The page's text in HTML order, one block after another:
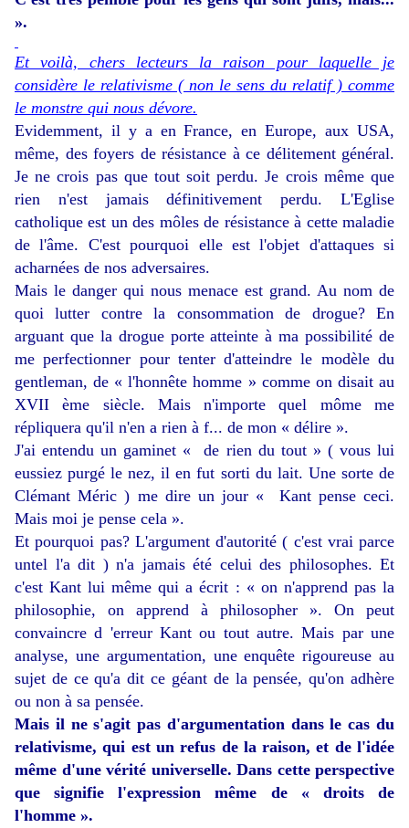
».
Et voilà, chers lecteurs la raison pour laquelle je
considère le relativisme ( non le sens du relatif ) comme
le monstre qui nous dévore.
Evidemment, il y a en France, en Europe, aux USA,
même, des foyers de résistance à ce délitement général.
Je ne crois pas que tout soit perdu. Je crois même que
rien n'est jamais définitivement perdu. L'Eglise
catholique est un des môles de résistance à cette maladie
de l'âme. C'est pourquoi elle est l'objet d'attaques si
acharnées de nos adversaires.
Mais le danger qui nous menace est grand. Au nom de
quoi lutter contre la consommation de drogue? En
arguant que la drogue porte atteinte à ma possibilité de
me perfectionner pour tenter d'atteindre le modèle du
gentleman, de « l'honnête homme » comme on disait au
XVII ème siècle. Mais n'importe quel môme me
répliquera qu'il n'en a rien à f... de mon « délire ».
J'ai entendu un gaminet « de rien du tout » ( vous lui
eussiez purgé le nez, il en fut sorti du lait. Une sorte de
Clémant Méric ) me dire un jour « Kant pense ceci.
Mais moi je pense cela ».
Et pourquoi pas? L'argument d'autorité ( c'est vrai parce
untel l'a dit ) n'a jamais été celui des philosophes. Et
c'est Kant lui même qui a écrit : « on n'apprend pas la
philosophie, on apprend à philosopher ». On peut
convaincre d 'erreur Kant ou tout autre. Mais par une
analyse, une argumentation, une enquête rigoureuse au
sujet de ce qu'a dit ce géant de la pensée, qu'on adhère
ou non à sa pensée.
Mais il ne s'agit pas d'argumentation dans le cas du
relativisme, qui est un refus de la raison, et de l'idée
même d'une vérité universelle. Dans cette perspective
que signifie l'expression même de « droits de
l'homme ».